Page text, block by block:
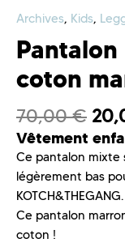
Archives, Kids,
coton
70,00€
Vêtement
Ce pantalon mixte
légèrement bas
KOTCH&THEGANG.
Ce pantalon
coton !